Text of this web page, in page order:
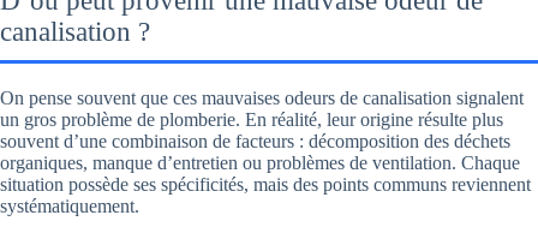
canalisation ?
On pense souvent que ces mauvaises odeurs de canalisation signalent
un gros problème de plomberie. En réalité, leur origine résulte plus
souvent d’une combinaison de facteurs : décomposition des déchets
organiques, manque d’entretien ou problèmes de ventilation. Chaque
situation possède ses spécificités, mais des points communs reviennent
systématiquement.